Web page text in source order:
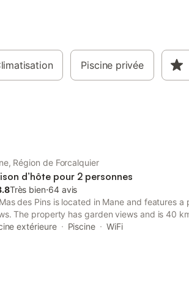
Piscine privée
Région de Forcalquier
d’hôte pour 2 personnes
Très bien⋅64 avis
des Pins is located in Mane and features
The property has garden views and is 40
48 km from The Ochre Trail.
extérieure Piscine WiFi